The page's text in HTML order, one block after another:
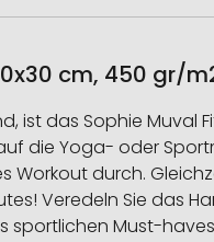
cm, 450 gr/
ist das Sophie
die Yoga- oder
Workout durch.
Veredeln Sie das
sportlichen Must-